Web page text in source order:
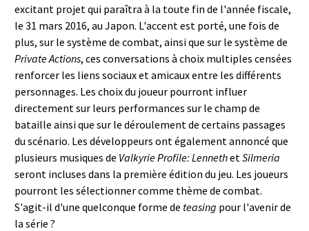
excitant projet qui paraîtra à la toute fin de l'année fiscale,
le 31 mars 2016, au Japon. L'accent est porté, une fois de
plus, sur le système de combat, ainsi que sur le système de
Private Actions, ces conversations à choix multiples censées
renforcer les liens sociaux et amicaux entre les différents
personnages. Les choix du joueur pourront influer
directement sur leurs performances sur le champ de
bataille ainsi que sur le déroulement de certains passages
du scénario. Les développeurs ont également annoncé que
plusieurs musiques de Valkyrie Profile: Lennethet Silmeria
seront incluses dans la première édition du jeu. Les joueurs
pourront les sélectionner comme thème de combat.
S'agit-il d'une quelconque forme de teasing pour l'avenir de
la série ?